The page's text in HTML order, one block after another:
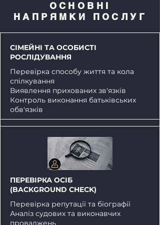
ОСНОВНІ
НАПРЯМКИ ПОСЛУГ
СІМЕЙНІ ТА ОСОБИСТІ
РОСЛІДУВАННЯ
Перевірка способу життя та кола
спілкування
Виявлення прихованих зв'язків
Контроль виконання батьківських
обв'язків
ПЕРЕВІРКА ОСІБ
(BACKGROUND CHECK)
Перевірка репутації та біографії
Аналіз судових та виконавчих
проваджень